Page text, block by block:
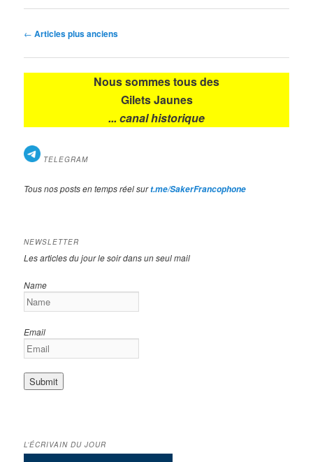
Navigation
articles
← Articles plus anciens
Nous sommes tous des
Gilets Jaunes
... canal historique
TELEGRAM
Tous nos posts en temps réel surt.me/SakerFrancophone
NEWSLETTER
Les articles du jour le soir dans un seul mail
Name
Email
L’ÉCRIVAIN DU JOUR